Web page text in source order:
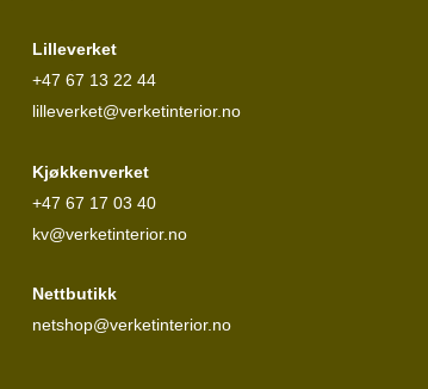
Lilleverket
+47 67 13 22 44
lilleverket@verketinterior.no
Kjøkkenverket
+47 67 17 03 40
kv@verketinterior.no
Nettbutikk
netshop@verketinterior.no